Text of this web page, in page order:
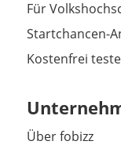
Für
Startchancen-
Kostenfrei
Über fobizz